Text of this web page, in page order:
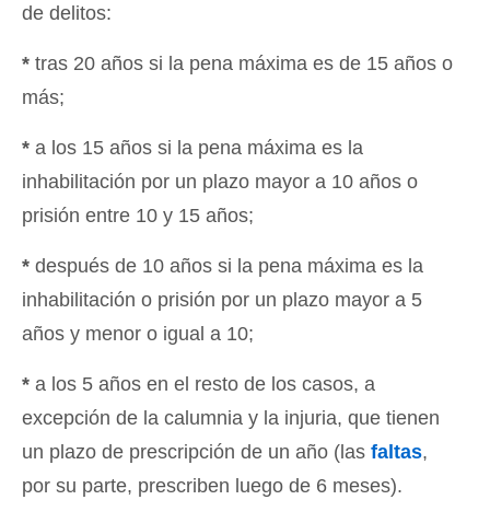
de delitos:
* tras 20 años si la pena máxima es de 15 años o
más;
* a los 15 años si la pena máxima es la
inhabilitación por un plazo mayor a 10 años o
prisión entre 10 y 15 años;
* después de 10 años si la pena máxima es la
inhabilitación o prisión por un plazo mayor a 5
años y menor o igual a 10;
* a los 5 años en el resto de los casos, a
excepción de la calumnia y la injuria, que tienen
un plazo de prescripción de un año (las faltas,
por su parte, prescriben luego de 6 meses).